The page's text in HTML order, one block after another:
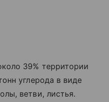
39% территории
углерода в виде
ветви, листья.